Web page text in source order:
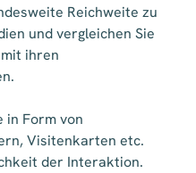
Reichweite zu
und vergleichen Sie
ihren
Form von
Visitenkarten etc.
der Interaktion.